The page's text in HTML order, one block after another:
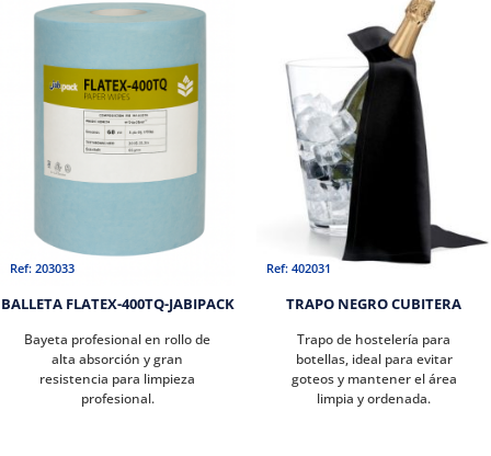
Ref: 203033
BALLETA FLATEX-400TQ-JABIPACK
Bayeta profesional en rollo de
alta absorción y gran
resistencia para limpieza
profesional.
Ref: 402031
TRAPO NEGRO CUBITERA
Trapo de hostelería para
botellas, ideal para evitar
goteos y mantener el área
limpia y ordenada.